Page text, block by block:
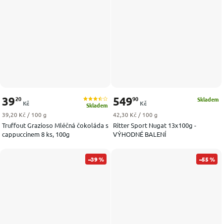
Truffout Grazioso Mléčná čokoláda s
cappuccinem 8 ks, 100g
Skladem
3920
Kč
Měrná cena:
39,20 Kč / 100 g
Ritter Sport Nugat 13x100g -
VÝHODNÉ BALENÍ
Skladem
54990
Kč
Měrná cena:
42,30 Kč / 100 g
–39 % –55 %